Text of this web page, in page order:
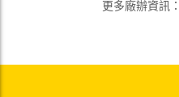
更多廠辦資訊 ：